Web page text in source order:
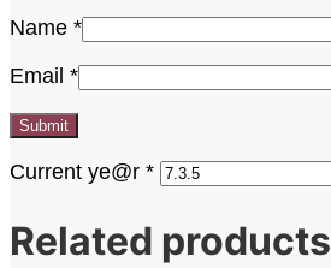
Name *
Email *
Current ye@r *
Related products